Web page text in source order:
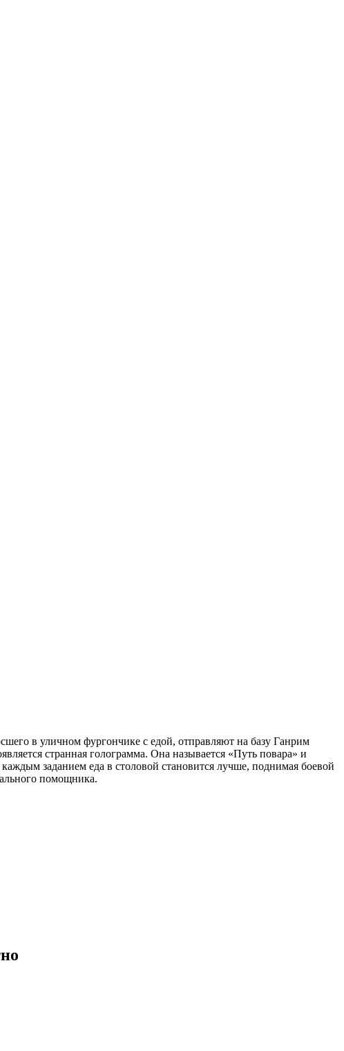
в уличном фургончике с едой, отправляют на базу Ганрим
странная голограмма. Она называется «Путь повара» и
заданием еда в столовой становится лучше, поднимая боевой
помощника.